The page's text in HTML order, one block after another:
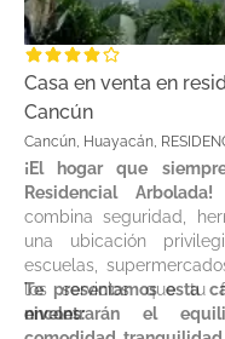
Casa en venta en
Cancún
Cancún, Huayacán,
¡El hogar que
Residencial Arbolada!
combina seguridad,
una ubicación
escuelas,
los servicios que tu
encontrarán el
Te presentamos esta
niveles: